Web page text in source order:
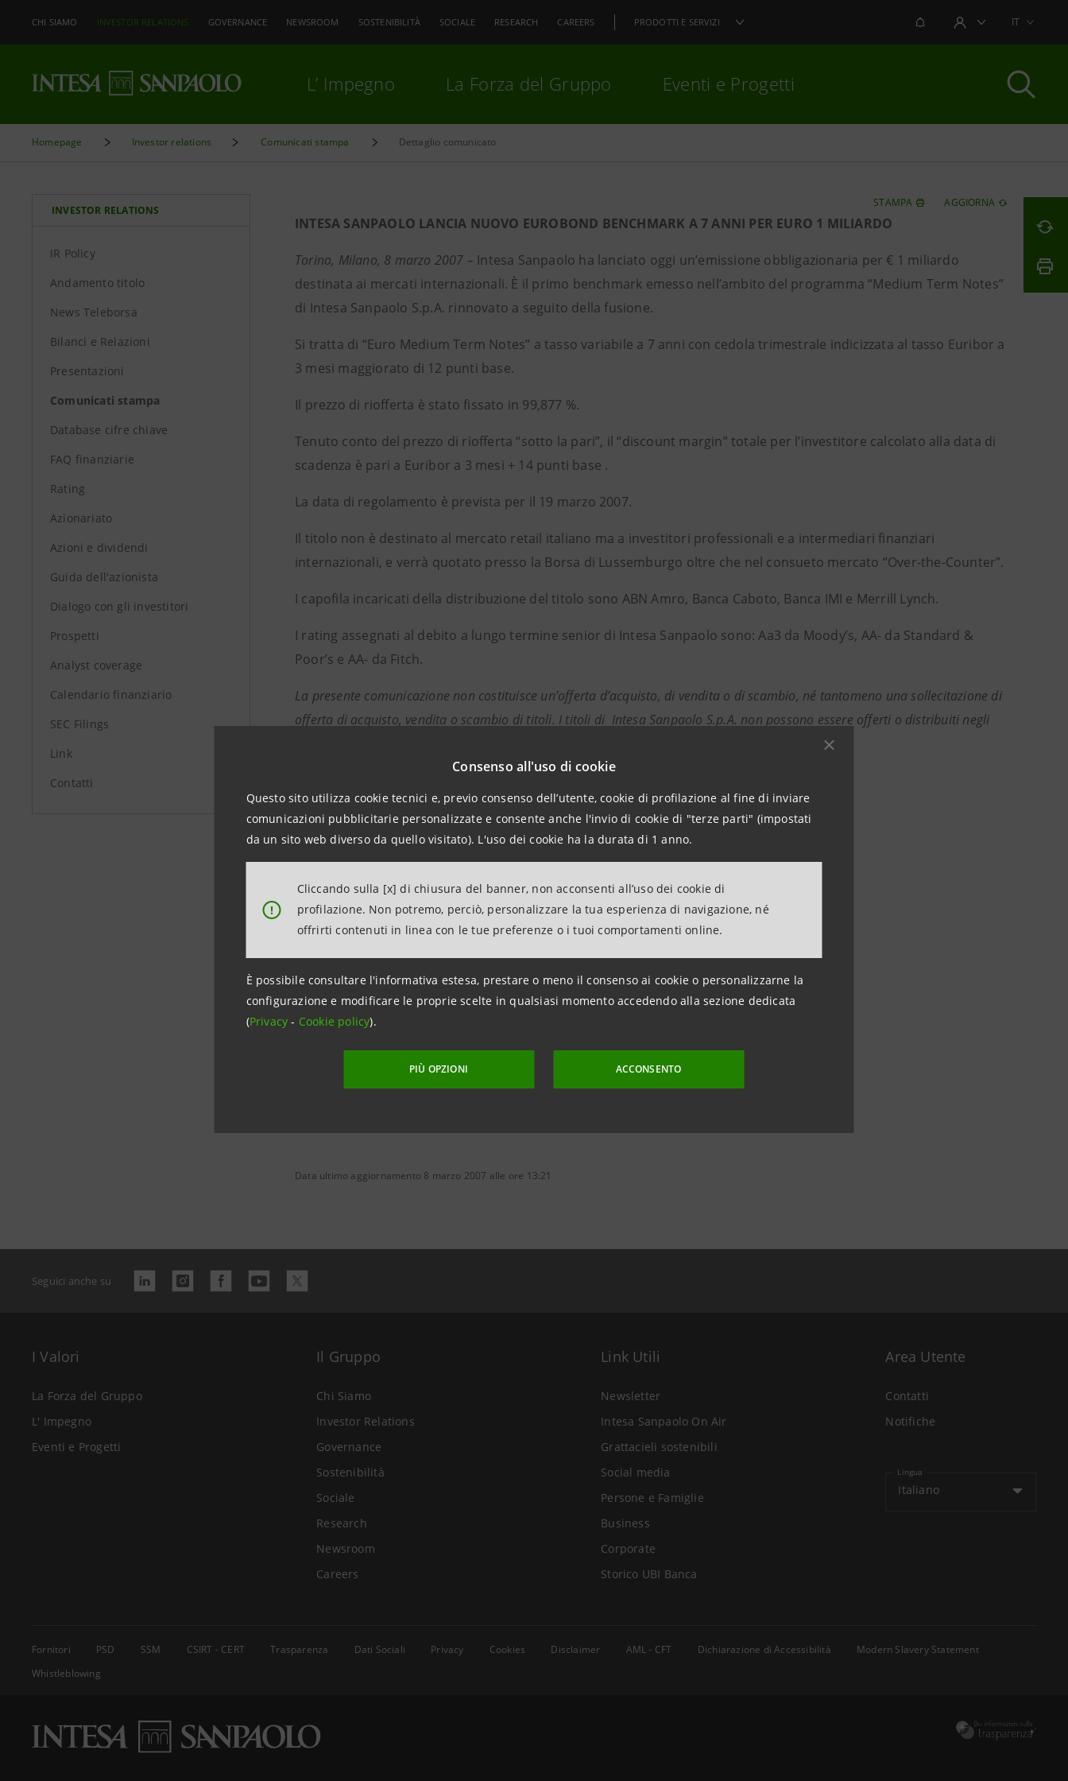
Consenso all'uso di cookie
Questo sito utilizza cookie tecnici e, previo consenso dell’utente, cookie di profilazione al fine di inviare
comunicazioni pubblicitarie personalizzate e consente anche l'invio di cookie di "terze parti" (impostati
da un sito web diverso da quello visitato). L'uso dei cookie ha la durata di 1 anno.
!
Cliccando sulla [x] di chiusura del banner, non acconsenti all’uso dei cookie di
profilazione. Non potremo, perciò, personalizzare la tua esperienza di navigazione, né
offrirti contenuti in linea con le tue preferenze o i tuoi comportamenti online.
È possibile consultare l'informativa estesa, prestare o meno il consenso ai cookie o personalizzarne la
configurazione e modificare le proprie scelte in qualsiasi momento accedendo alla sezione dedicata
(Privacy- Cookie policy).
PIÙ OPZIONI ACCONSENTO
CHI SIAMO INVESTOR RELATIONS GOVERNANCE NEWSROOM SOSTENIBILITÀ SOCIALE RESEARCH CAREERS PRODOTTI E SERVIZI NOTIFICHEAREA UTENTEIT
L’ Impegno La Forza del Gruppo Eventi e Progetti
Homepage Investor relations Comunicati stampa Dettaglio comunicato
INVESTOR RELATIONS
IR Policy
Andamento titolo
News Teleborsa
Bilanci e Relazioni
Presentazioni
Comunicati stampa
Database cifre chiave
FAQ finanziarie
Rating
Azionariato
Azioni e dividendi
Guida dell'azionista
Dialogo con gli investitori
Prospetti
Analyst coverage
Calendario finanziario
SEC Filings
Link
Contatti
STAMPA AGGIORNA
INTESA SANPAOLO LANCIA NUOVO EUROBOND BENCHMARK A 7 ANNI PER EURO 1 MILIARDO
Torino, Milano, 8 marzo 2007 – Intesa Sanpaolo ha lanciato oggi un’emissione obbligazionaria per € 1 miliardo
destinata ai mercati internazionali. È il primo benchmark emesso nell’ambito del programma “Medium Term Notes”
di Intesa Sanpaolo S.p.A. rinnovato a seguito della fusione.
Si tratta di “Euro Medium Term Notes” a tasso variabile a 7 anni con cedola trimestrale indicizzata al tasso Euribor a
3 mesi maggiorato di 12 punti base.
Il prezzo di riofferta è stato fissato in 99,877 %.
Tenuto conto del prezzo di riofferta “sotto la pari”, il “discount margin” totale per l’investitore calcolato alla data di
scadenza è pari a Euribor a 3 mesi + 14 punti base .
La data di regolamento è prevista per il 19 marzo 2007.
Il titolo non è destinato al mercato retail italiano ma a investitori professionali e a intermediari finanziari
internazionali, e verrà quotato presso la Borsa di Lussemburgo oltre che nel consueto mercato “Over-the-Counter”.
I capofila incaricati della distribuzione del titolo sono ABN Amro, Banca Caboto, Banca IMI e Merrill Lynch.
I rating assegnati al debito a lungo termine senior di Intesa Sanpaolo sono: Aa3 da Moody’s, AA- da Standard &
Poor’s e AA- da Fitch.
La presente comunicazione non costituisce un’offerta d’acquisto, di vendita o di scambio, né tantomeno una sollecitazione di
offerta di acquisto, vendita o scambio di titoli. I titoli di Intesa Sanpaolo S.p.A. non possono essere offerti o distribuiti negli
Stati Uniti salvo valida registrazione ai sensi del Securities Act of 1933 o in regime di esenzione.
+39.02.87943180
investor.relations@intesasanpaolo.com
Media Relations
+39.02.87963531
stampa@intesasanpaolo.com
Data ultimo aggiornamento 8 marzo 2007 alle ore 13:21
Seguici anche su
I Valori
La Forza del Gruppo
L' Impegno
Eventi e Progetti
Il Gruppo
Chi Siamo
Investor Relations
Governance
Sostenibilità
Sociale
Research
Newsroom
Careers
Link Utili
Newsletter
Intesa Sanpaolo On Air
Grattacieli sostenibili
Social media
Persone e Famiglie
Business
Corporate
Storico UBI Banca
Area Utente
Contatti
Notifiche
Lingua
Italiano
Fornitori PSD SSM CSIRT - CERT Trasparenza Dati Sociali Privacy Cookies Disclaimer AML - CFT Dichiarazione di Accessibilità
Modern Slavery Statement
Whistleblowing